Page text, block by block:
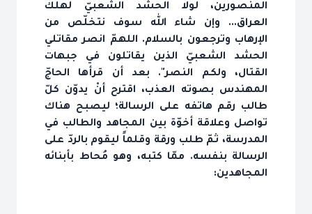
المنصورين، لولا الحشد الشعبيّ لهلك
العراق... وإن شاء الله سوف نتخلّص من
الإرهاب وترجعون بالسلام. اللهمّ انصر مقاتلي
الحشد الشعبيّ الذين يقاتلون في جبهات
القتال، ولكم النصر". بعد أن قرأها الحاجّ
المهندس بصوته العذب، اقترح أنْ يدوّن كلّ
طالب رقم هاتفه على الرسالة؛ ليصبح هناك
تواصل وعلاقة أخوّة بين المجاهد والطالب في
المدرسة، ثمّ طلب ورقة وقلماً ليقوم بالردّ على
الرسالة بنفسه. ممّا كتبه، وهو مُحاط بأبنائه
المجاهدين: